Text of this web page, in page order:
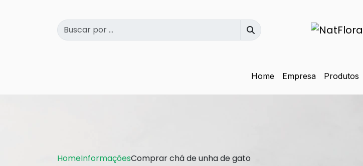
Home Empresa Produtos
HomeInformaçõesComprar chá de unha de gato